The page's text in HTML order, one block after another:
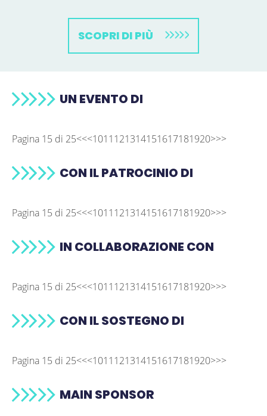
SCOPRI DI PIÙ
UN EVENTO DI
Pagina 15 di 25<<<1011121314151617181920>>>
CON IL PATROCINIO DI
Pagina 15 di 25<<<1011121314151617181920>>>
IN COLLABORAZIONE CON
Pagina 15 di 25<<<1011121314151617181920>>>
CON IL SOSTEGNO DI
Pagina 15 di 25<<<1011121314151617181920>>>
MAIN SPONSOR